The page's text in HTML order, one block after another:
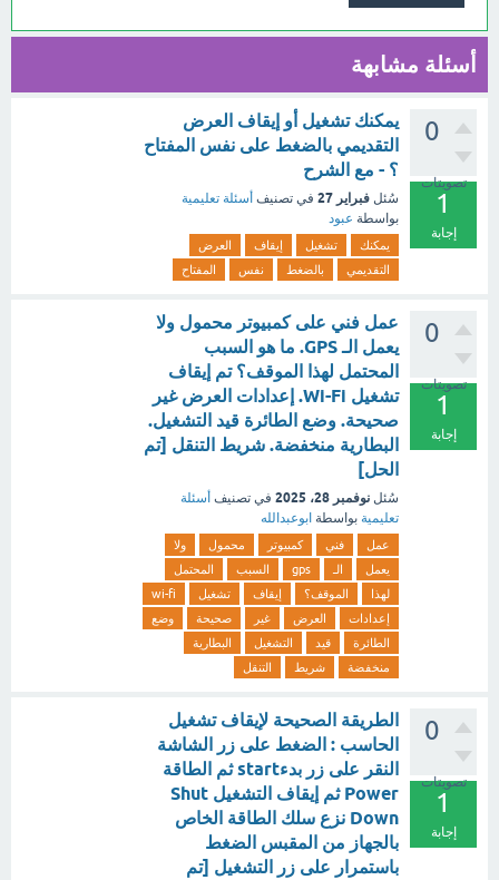
أسئلة مشابهة
0
تصويتات
1
إجابة
يمكنك تشغيل أو إيقاف العرض
التقديمي بالضغط على نفس المفتاح
؟ - مع الشرح
سُئل فبراير 27 في تصنيف أسئلة تعليمية
بواسطة عبود
يمكنك تشغيل إيقاف
العرض
التقديمي
بالضغط نفس المفتاح
0
تصويتات
1
إجابة
عمل فني على كمبيوتر محمول ولا
يعمل الـ GPS. ما هو السبب
المحتمل لهذا الموقف؟ تم إيقاف
تشغيل Wi-Fi. إعدادات العرض غير
صحيحة. وضع الطائرة قيد التشغيل.
البطارية منخفضة. شريط التنقل [تم
الحل]
سُئل نوفمبر 28، 2025 في تصنيف أسئلة
تعليمية بواسطة ابوعبدالله
عمل فني كمبيوتر محمول
ولا
يعمل
الـ gps السبب
المحتمل
لهذا
الموقف؟ إيقاف تشغيل
wi-fi
إعدادات
العرض غير صحيحة
وضع
الطائرة
قيد التشغيل
البطارية
منخفضة
شريط التنقل
0
تصويتات
1
إجابة
الطريقة الصحيحة لإيقاف تشغيل
الحاسب : الضغط على زر الشاشة
النقر على زر بدءstart ثم الطاقة
Power ثم إيقاف التشغيل Shut
Down نزع سلك الطاقة الخاص
بالجهاز من المقبس الضغط
باستمرار على زر التشغيل [تم